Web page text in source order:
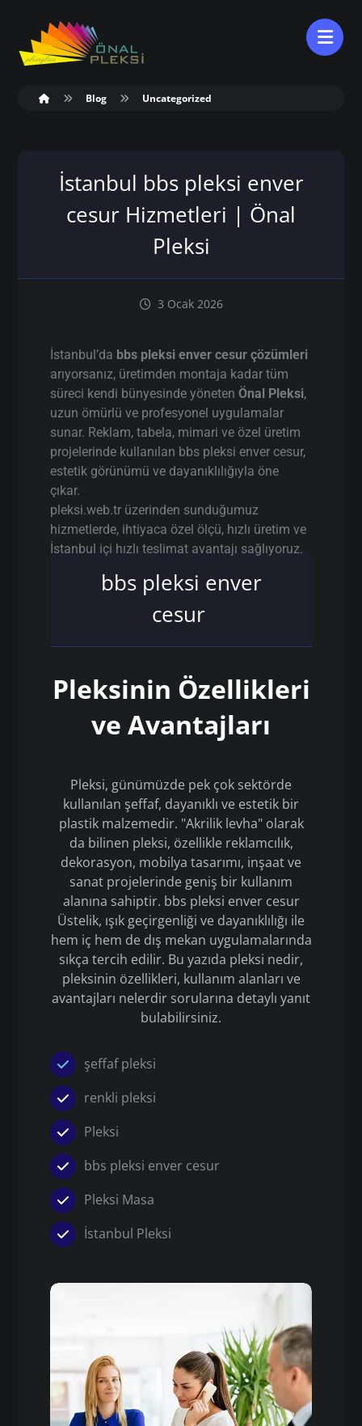
Blog Uncategorized
İstanbul bbs pleksi enver
cesur Hizmetleri | Önal
Pleksi
3 Ocak 2026
İstanbul’da bbs pleksi enver cesur çözümleri
arıyorsanız, üretimden montaja kadar tüm
süreci kendi bünyesinde yönetenÖnal Pleksi,
uzun ömürlü ve profesyonel uygulamalar
sunar. Reklam, tabela, mimari ve özel üretim
projelerinde kullanılan bbs pleksi enver cesur,
estetik görünümü ve dayanıklılığıyla öne
çıkar.
pleksi.web.tr üzerinden sunduğumuz
hizmetlerde, ihtiyaca özel ölçü, hızlı üretim ve
İstanbul içi hızlı teslimat avantajı sağlıyoruz.
bbs pleksi enver
cesur
Pleksinin Özellikleri
ve Avantajları
Pleksi, günümüzde pek çok sektörde
kullanılan şeffaf, dayanıklı ve estetik bir
plastik malzemedir. "Akrilik levha" olarak
da bilinen pleksi, özellikle reklamcılık,
dekorasyon, mobilya tasarımı, inşaat ve
sanat projelerinde geniş bir kullanım
alanına sahiptir. bbs pleksi enver cesur
Üstelik, ışık geçirgenliği ve dayanıklılığı ile
hem iç hem de dış mekan uygulamalarında
sıkça tercih edilir. Bu yazıda pleksi nedir,
pleksinin özellikleri, kullanım alanları ve
avantajları nelerdir sorularına detaylı yanıt
bulabilirsiniz.
şeffaf pleksi
renkli pleksi
Pleksi
bbs pleksi enver cesur
Pleksi Masa
İstanbul Pleksi